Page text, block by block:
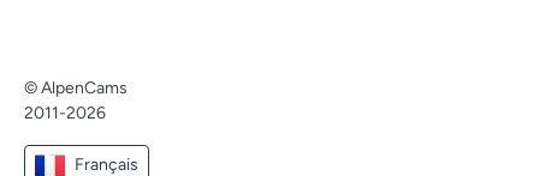
© AlpenCams
2011-2026
Français